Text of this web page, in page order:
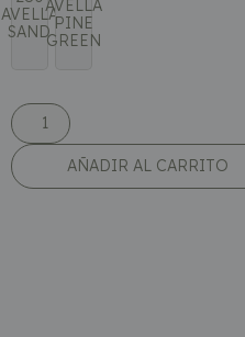
AVELLA
SAND
AVELLA
PINE
GREEN
AÑADIR AL CARRITO